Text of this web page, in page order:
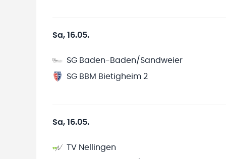
Sa, 16.05.
SG Baden-Baden/Sandweier
SG BBM Bietigheim 2
Sa, 16.05.
TV Nellingen